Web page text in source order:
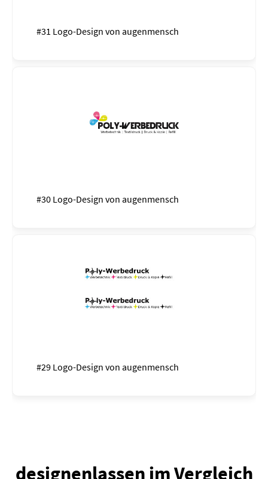
#31 Logo-Design von augenmensch
#30 Logo-Design von augenmensch
#29 Logo-Design von augenmensch
designenlassen im Vergleich